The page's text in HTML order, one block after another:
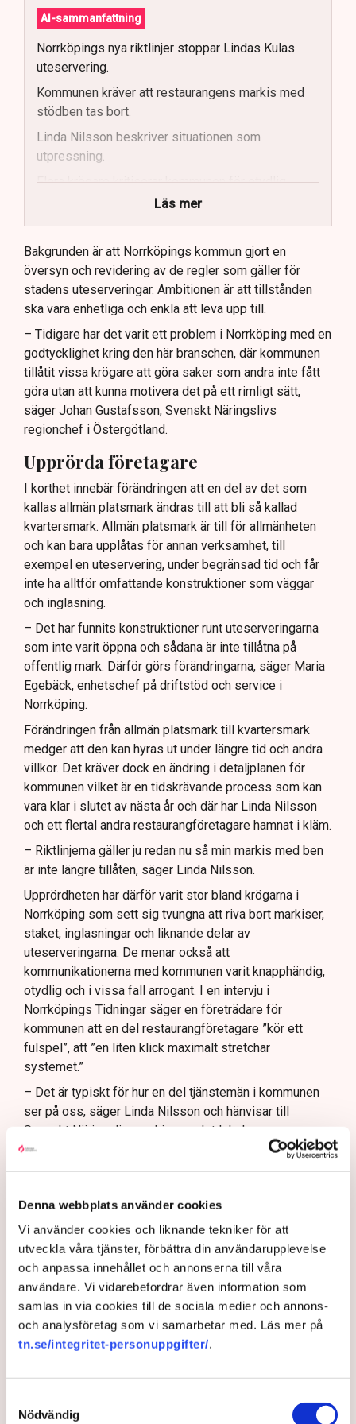
Denna webbplats använder cookies
Vi använder cookies och liknande tekniker för att
utveckla våra tjänster, förbättra din användarupplevelse
och anpassa innehållet och annonserna till våra
användare. Vi vidarebefordrar även information som
samlas in via cookies till de sociala medier och annons-
och analysföretag som vi samarbetar med. Läs mer på
tn.se/integritet-personuppgifter/.
Nödvändig
AI-sammanfattning
Norrköpings nya riktlinjer stoppar Lindas Kulas
uteservering.
Kommunen kräver att restaurangens markis med
stödben tas bort.
Linda Nilsson beskriver situationen som
utpressning.
Flera krögare kritiserar kommunen för otydlig
Kommunen vill skapa enhetliga regler för
uteserveringar.
Lindas Kula ställer in uteserveringen för
sommaren.
Läs mer
Bakgrunden är att Norrköpings kommun gjort en
översyn och revidering av de regler som gäller för
stadens uteserveringar. Ambitionen är att tillstånden
ska vara enhetliga och enkla att leva upp till.
– Tidigare har det varit ett problem i Norrköping med en
godtycklighet kring den här branschen, där kommunen
tillåtit vissa krögare att göra saker som andra inte fått
göra utan att kunna motivera det på ett rimligt sätt,
säger Johan Gustafsson, Svenskt Näringslivs
regionchef i Östergötland.
Upprörda företagare
I korthet innebär förändringen att en del av det som
kallas allmän platsmark ändras till att bli så kallad
kvartersmark. Allmän platsmark är till för allmänheten
och kan bara upplåtas för annan verksamhet, till
exempel en uteservering, under begränsad tid och får
inte ha alltför omfattande konstruktioner som väggar
och inglasning.
– Det har funnits konstruktioner runt uteserveringarna
som inte varit öppna och sådana är inte tillåtna på
offentlig mark. Därför görs förändringarna, säger Maria
Egebäck, enhetschef på driftstöd och service i
Norrköping.
Förändringen från allmän platsmark till kvartersmark
medger att den kan hyras ut under längre tid och andra
villkor. Det kräver dock en ändring i detaljplanen för
kommunen vilket är en tidskrävande process som kan
vara klar i slutet av nästa år och där har Linda Nilsson
och ett flertal andra restaurangföretagare hamnat i kläm.
– Riktlinjerna gäller ju redan nu så min markis med ben
är inte längre tillåten, säger Linda Nilsson.
Upprördheten har därför varit stor bland krögarna i
Norrköping som sett sig tvungna att riva bort markiser,
staket, inglasningar och liknande delar av
uteserveringarna. De menar också att
kommunikationerna med kommunen varit knapphändig,
otydlig och i vissa fall arrogant. I en intervju i
Norrköpings Tidningar säger en företrädare för
kommunen att en del restaurangföretagare ”kör ett
fulspel”, att ”en liten klick maximalt stretchar
systemet.”
– Det är typiskt för hur en del tjänstemän i kommunen
ser på oss, säger Linda Nilsson och hänvisar till
Svenskt Näringslivs ranking av det lokala
företagsklimatet där Norrköping idag ligger i botten, på
plats 253 av landets 290 kommuner. (Se artikel nedan)
Hade markisen varit frihängande
hade det inte varit något problem
Restaurang Linda Kula har nu ställt in hela
uteserveringsprojektet för i år. Serveringstillstånd finns
visserligen – om markisen tas bort – annars inget
tillstånd för uteservering.
– Det blev ju rena utpressningssituationen, säger Linda
Nilsson.
utfälld vilar på den kommunala marken. Om markisen